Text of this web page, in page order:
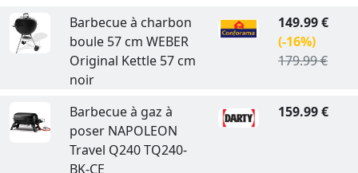
Barbecue à charbon
boule 57 cm WEBER
Original Kettle 57 cm
noir
149.99 €
(-16%)
179.99 €
Barbecue à gaz à
poser NAPOLEON
Travel Q240 TQ240-
BK-CE
159.99 €